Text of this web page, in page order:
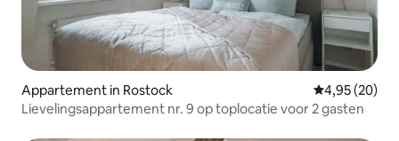
Appartement in Rostock Gemiddelde
4,95 (20)
Lievelingsappartement nr. 9 op toplocatie voor 2 gasten